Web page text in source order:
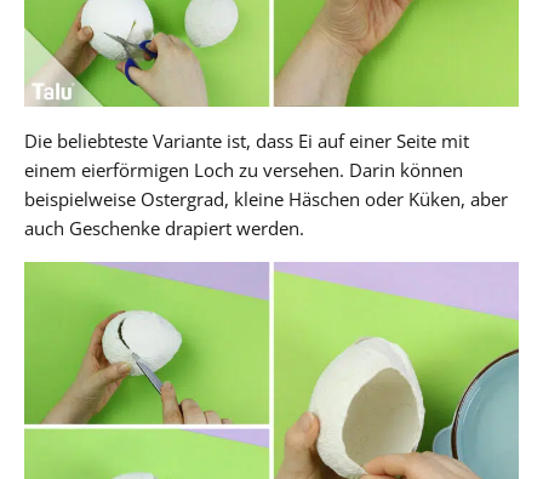
Die beliebteste Variante ist, dass Ei auf einer Seite mit
einem eierförmigen Loch zu versehen. Darin können
beispielweise Ostergrad, kleine Häschen oder Küken, aber
auch Geschenke drapiert werden.